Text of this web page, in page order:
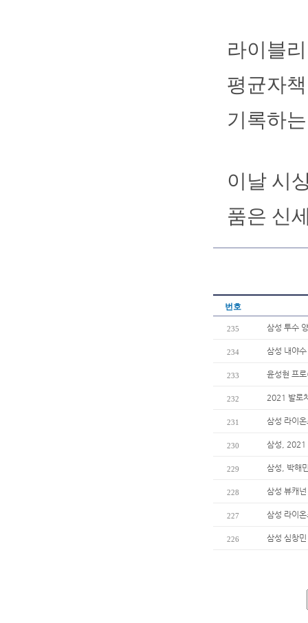
라이블
평균자
기록하
이날 시
품은 신
번호
235 삼성 투수
234 삼성 내야
233 윤성현 프
232 2021 발로
231 삼성 라이
230 삼성, 2021
229 삼성, 박해
228 삼성 뷰캐
227 삼성 라이
226 삼성 심창